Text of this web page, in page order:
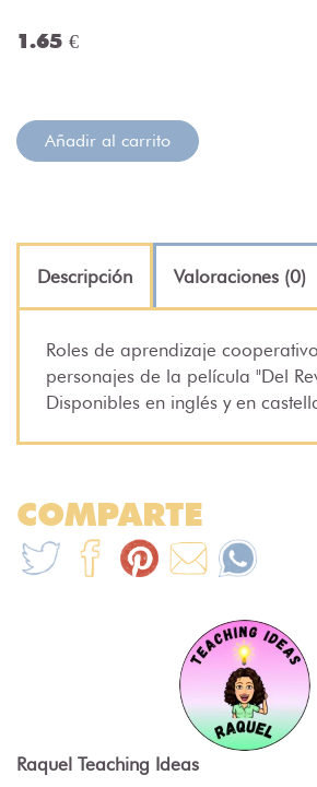
1.65 €
Añadir al carrito
Descripción Valoraciones (0)
Roles de aprendizaje
personajes de la película "Del
Disponibles en inglés y en
COMPARTE
Raquel Teaching Ideas